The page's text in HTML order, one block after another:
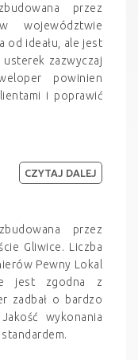
przez
województwie
od ideału, ale jest
zazwyczaj
powinien
i poprawić
przez
Gliwice. Liczba
Pewny Lokal
jest zgodna z
zadbał o bardzo
wykonania
CZYTAJ DALEJ